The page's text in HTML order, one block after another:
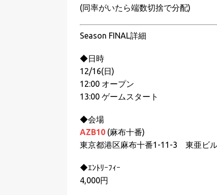
(同率がいたら端数切捨で分配)
Season FINAL詳細
◆日時
12/16(日)
12:00 オープン
13:00 ゲームスタート
◆会場
AZB10 (麻布十番)
東京都港区麻布十番1-11-3 東亜ビ
◆ｴﾝﾄﾘｰﾌｨｰ
4,000円